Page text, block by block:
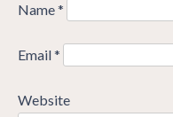
Name*
Email*
Website